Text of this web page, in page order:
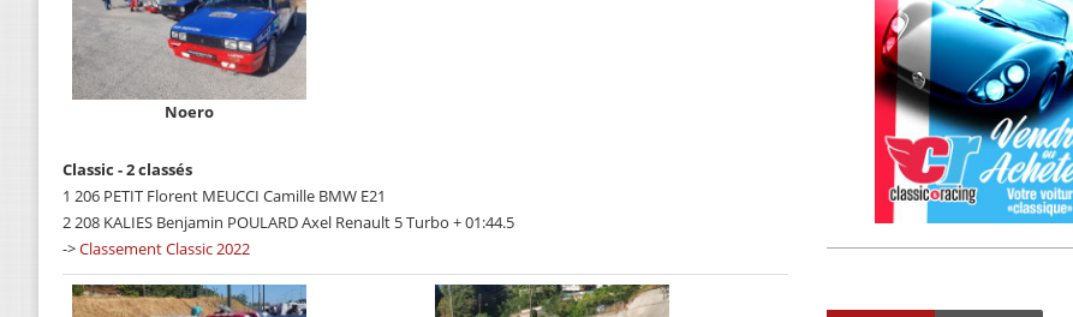
Noero
Classic - 2 classés
1 206 PETIT Florent MEUCCI Camille BMW E21
2 208 KALIES Benjamin POULARD Axel Renault 5 Turbo + 01:44.5
->Classement Classic 2022